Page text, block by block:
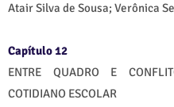
Atair Silva de Sousa; Verônica
Capítulo 12
ENTRE QUADRO E
COTIDIANO ESCOLAR